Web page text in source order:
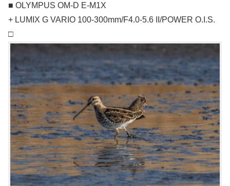
■ OLYMPUS OM-D E-M1X
+ LUMIX G VARIO 100-300mm/F4.0-5.6 II/POWER O.I.S.
□